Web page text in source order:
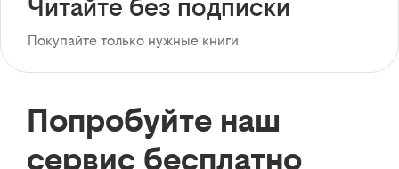
Читайте без подписки
Покупайте только нужные книги
Попробуйте наш
сервис бесплатно